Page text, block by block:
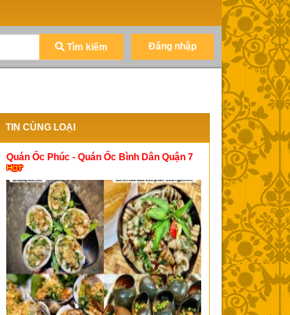
Tìm kiếm Đăng nhập
TIN CÙNG LOẠI
Quán Ốc Phúc - Quán Ốc Bình Dân Quận 7